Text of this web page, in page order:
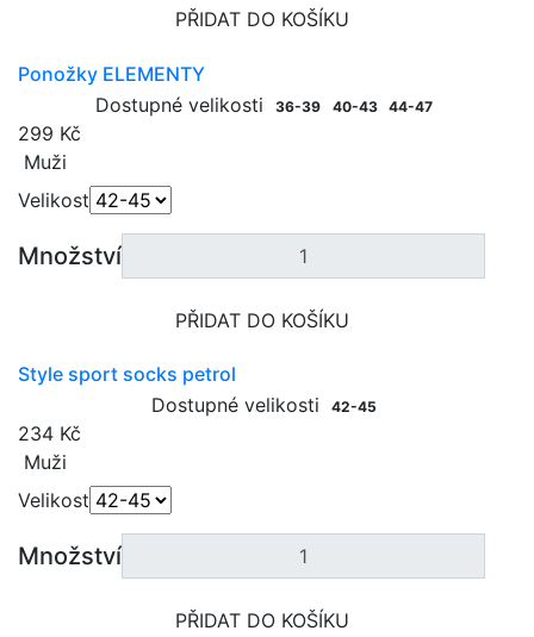
PŘIDAT DO KOŠÍKU
Ponožky ELEMENTY
Dostupné velikosti
36-39 40-43 44-47
299 Kč
Muži
Velikost
Množství
PŘIDAT DO KOŠÍKU
Style sport socks petrol
Dostupné velikosti
42-45
234 Kč
Muži
Velikost
Množství
PŘIDAT DO KOŠÍKU